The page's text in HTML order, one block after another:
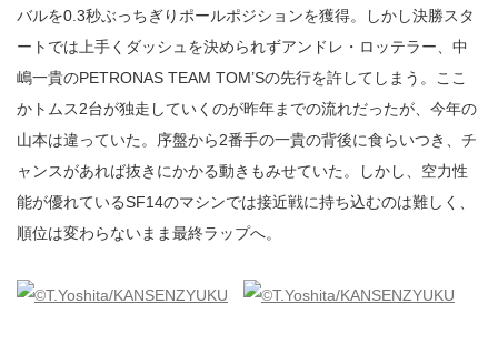
バルを0.3秒ぶっちぎりポールポジションを獲得。しかし決勝スタ
ートでは上手くダッシュを決められずアンドレ・ロッテラー、中
嶋一貴のPETRONAS TEAM TOM’Sの先行を許してしまう。ここ
かトムス2台が独走していくのが昨年までの流れだったが、今年の
山本は違っていた。序盤から2番手の一貴の背後に食らいつき、チ
ャンスがあれば抜きにかかる動きもみせていた。しかし、空力性
能が優れているSF14のマシンでは接近戦に持ち込むのは難しく、
順位は変わらないまま最終ラップへ。